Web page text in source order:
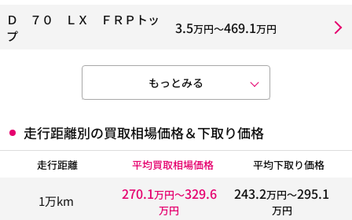
Ｄ ７０ ＬＸ ＦＲＰトッ
プ
3.5万円〜469.1万円
もっとみる
走行距離別の買取相場価格＆下取り価格
走行距離 平均買取相場価格 平均下取り価格
1万km 270.1万円〜329.6
万円
243.2万円〜295.1
万円